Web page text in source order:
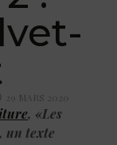
29 MARS 2020
, «Les
un texte